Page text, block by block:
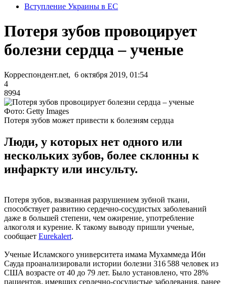
Вступление Украины в ЕС
Потеря зубов провоцирует
болезни сердца – ученые
Корреспондент.net, 6 октября 2019, 01:54
4
8994
Фото: Getty Images
Потеря зубов может привести к болезням сердца
Люди, у которых нет одного или
нескольких зубов, более склонны к
инфаркту или инсульту.
Потеря зубов, вызванная разрушением зубной ткани,
способствует развитию сердечно-сосудистых заболеваний
даже в большей степени, чем ожирение, употребление
алкоголя и курение. К такому выводу пришли ученые,
сообщает Eurekalert.
Ученые Исламского университета имама Мухаммеда Ибн
Сауда проанализировали истории болезни 316 588 человек из
США возрасте от 40 до 79 лет. Было установлено, что 28%
пациентов, имевших сердечно-сосудистые заболевания, ранее